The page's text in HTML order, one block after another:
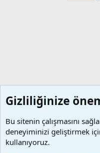
Gizliliğinize
Bu sitenin çalışmasını
deneyiminizi geliştirmek
kullanıyoruz.